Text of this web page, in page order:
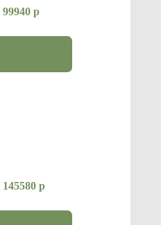
99940 р
145580 р